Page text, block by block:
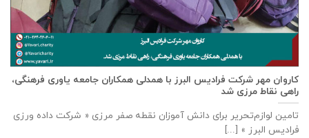
كاروان مهر شرکت فرادیس البرز با همدلی همکاران جامعه یاوری فرهنگی،
راهی نقاط مرزی شد
تامين لوازم‌تحرير برای دانش آموزان نقطه صفر مرزی « شرکت داده ورزی
فراديس البرز » [...]